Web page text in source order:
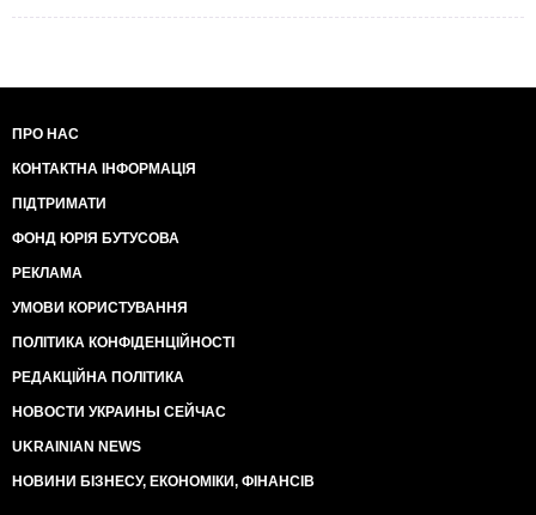
ПРО НАС
КОНТАКТНА ІНФОРМАЦІЯ
ПІДТРИМАТИ
ФОНД ЮРІЯ БУТУСОВА
РЕКЛАМА
УМОВИ КОРИСТУВАННЯ
ПОЛІТИКА КОНФІДЕНЦІЙНОСТІ
РЕДАКЦІЙНА ПОЛІТИКА
НОВОСТИ УКРАИНЫ СЕЙЧАС
UKRAINIAN NEWS
НОВИНИ БІЗНЕСУ, ЕКОНОМІКИ, ФІНАНСІВ